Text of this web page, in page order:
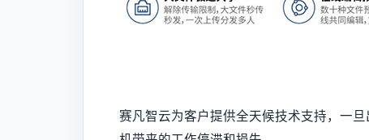
赛凡智云为客户提供全天候技术支持，一